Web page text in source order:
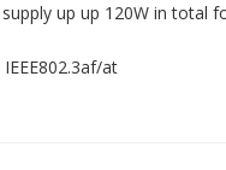
up up 120W in total
at